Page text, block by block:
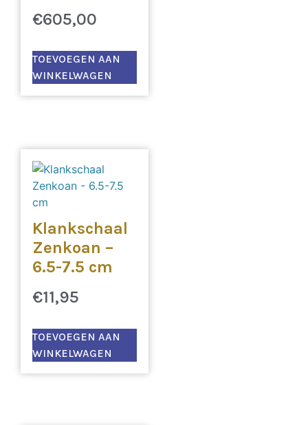
€605,00
TOEVOEGEN AAN
WINKELWAGEN
Klankschaal
Zenkoan –
6.5-7.5 cm
€11,95
TOEVOEGEN AAN
WINKELWAGEN